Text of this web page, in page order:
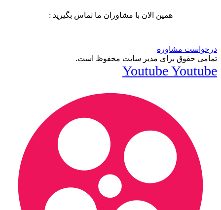
همین الان با مشاوران ما تماس بگیرید :
درخواست مشاوره
تمامی حقوق برای مدیر سایت محفوظ است.
YoutubeYoutube